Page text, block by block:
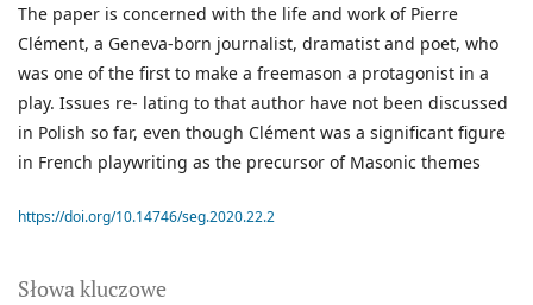
Słowa kluczowe
The paper is concerned with the life and work of Pierre
Clément, a Geneva-born journalist, dramatist and poet, who
was one of the first to make a freemason a protagonist in a
play. Issues re- lating to that author have not been discussed
in Polish so far, even though Clément was a significant figure
in French playwriting as the precursor of Masonic themes
https://doi.org/10.14746/seg.2020.22.2